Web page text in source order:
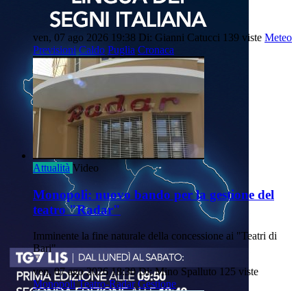
ven, 07 ago 2026 19:38 Di: Gianni Catucci 139 viste Meteo
Previsioni Caldo Puglia Cronaca
Attualità Video
Monopoli: nuovo bando per la gestione del
teatro "Radar"
Imminente la fine naturale della concessione ai "Teatri di
Bari"
ven, 07 ago 2026 18:30 Di: Mino Spalluto 125 viste
Monopoli Teatro-Radar Gestione